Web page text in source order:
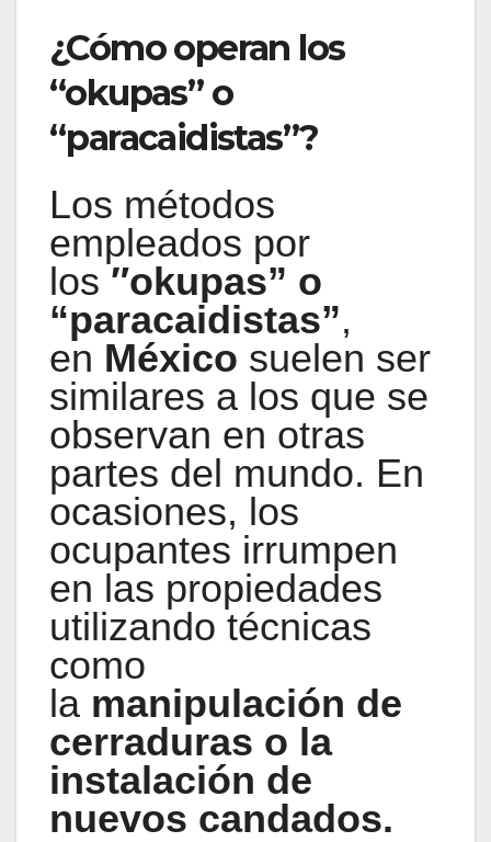
¿Cómo operan los
“okupas” o
“paracaidistas”?
Los métodos
empleados por
los ″okupas” o
“paracaidistas”,
en México suelen ser
similares a los que se
observan en otras
partes del mundo. En
ocasiones, los
ocupantes irrumpen
en las propiedades
utilizando técnicas
como
la manipulación de
cerraduras o la
instalación de
nuevos candados.